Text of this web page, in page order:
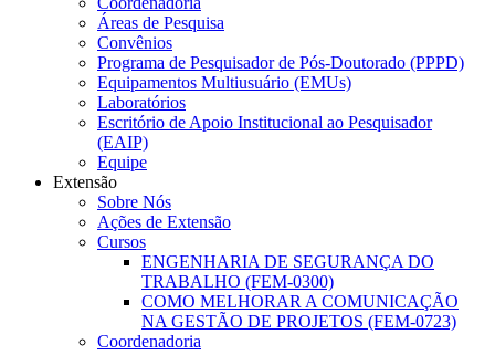
Áreas de Pesquisa
Convênios
Programa de Pesquisador de Pós-Doutorado (PPPD)
Equipamentos Multiusuário (EMUs)
Laboratórios
Escritório de Apoio Institucional ao Pesquisador
(EAIP)
Equipe
Extensão
Sobre Nós
Ações de Extensão
Cursos
ENGENHARIA DE SEGURANÇA DO
TRABALHO (FEM-0300)
COMO MELHORAR A COMUNICAÇÃO
NA GESTÃO DE PROJETOS (FEM-0723)
Coordenadoria